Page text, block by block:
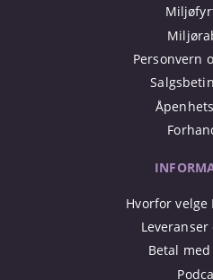
Personvern
Hvorfor velge
Betal